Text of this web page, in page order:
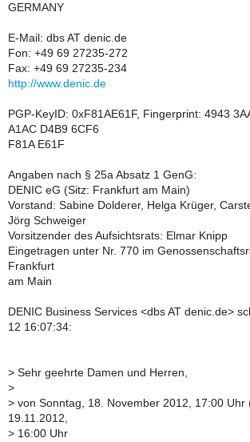
GERMANY
E-Mail: dbs AT denic.de
Fon: +49 69 27235-272
Fax: +49 69 27235-234
http://www.denic.de
PGP-KeyID: 0xF81AE61F, Fingerprint: 4943
A1AC D4B9 6CF6
F81A E61F
Angaben nach § 25a Absatz 1 GenG:
DENIC eG (Sitz: Frankfurt am Main)
Vorstand: Sabine Dolderer, Helga Krüger,
Jörg Schweiger
Vorsitzender des Aufsichtsrats: Elmar Knipp
Eingetragen unter Nr. 770 im
Frankfurt
am Main
DENIC Business Services <dbs AT denic.de>
12 16:07:34:
> Sehr geehrte Damen und Herren,
>
> von Sonntag, 18. November 2012, 17:00 Uhr
19.11.2012,
> 16:00 Uhr